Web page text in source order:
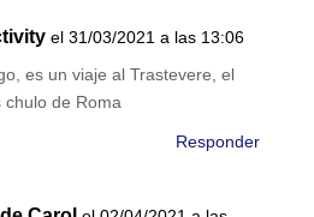
el 31/03/2021 a las 13:06
es un viaje al Trastevere, el
chulo de Roma
Responder